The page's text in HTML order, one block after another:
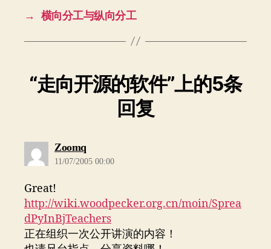
→
横向分工与纵向分工
“走向开源的软件”上的5条
回复
Zoomq说：
11/07/2005 00:00
Great!
http://wiki.woodpecker.org.cn/moin/Sprea
dPyInBjTeachers
正在组织一次公开讲演的内容！